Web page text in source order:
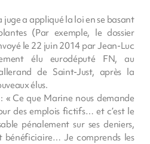
juge a appliqué la loi en se basant
(Par exemple, le dossier
le 22 juin 2014 par Jean-Luc
élu eurodéputé FN, au
de Saint-Just, après la
élus.
« Ce que Marine nous demande
des emplois fictifs… et c’est le
pénalement sur ses deniers,
bénéficiaire… Je comprends les